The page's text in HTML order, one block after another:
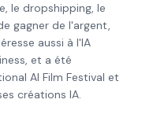
le dropshipping, le
gagner de l'argent,
aussi à l'IA
et a été
AI Film Festival et
créations IA.